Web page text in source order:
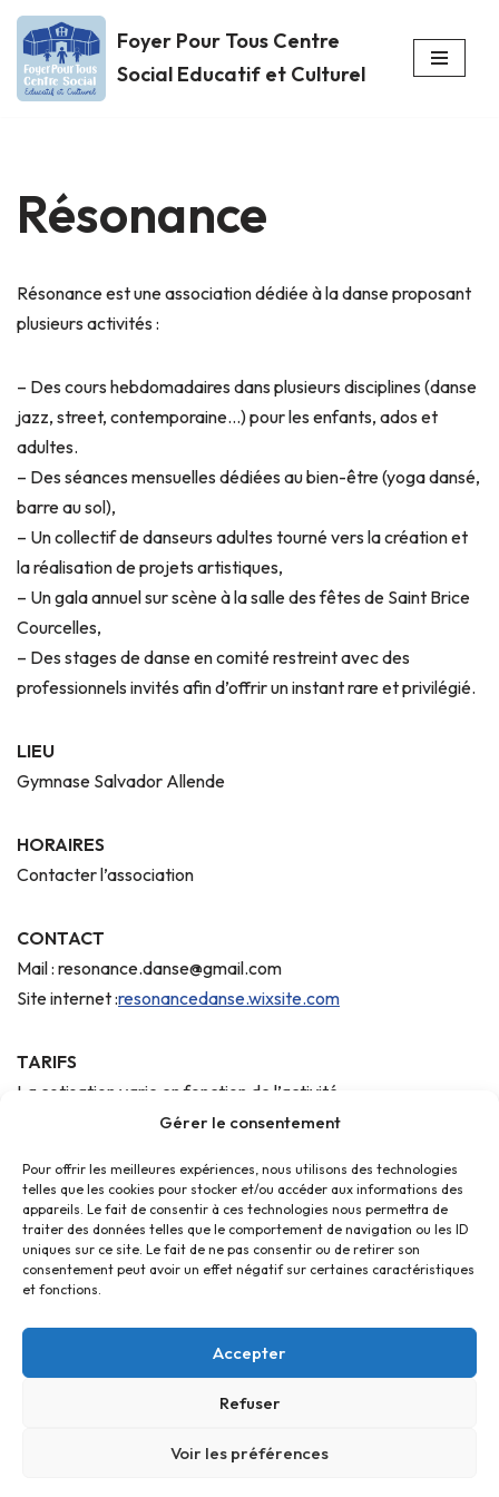
Gérer le consentement
Pour offrir les meilleures expériences, nous utilisons des technologies
telles que les cookies pour stocker et/ou accéder aux informations des
appareils. Le fait de consentir à ces technologies nous permettra de
traiter des données telles que le comportement de navigation ou les ID
uniques sur ce site. Le fait de ne pas consentir ou de retirer son
consentement peut avoir un effet négatif sur certaines caractéristiques
et fonctions.
Accepter
Refuser
Voir les préférences
Aller
au
Foyer Pour Tous Centre
Social Educatif et Culturel
Résonance
Résonance est une association dédiée à la danse proposant
plusieurs activités :
– Des cours hebdomadaires dans plusieurs disciplines (danse
jazz, street, contemporaine…) pour les enfants, ados et
adultes.
– Des séances mensuelles dédiées au bien-être (yoga dansé,
barre au sol),
– Un collectif de danseurs adultes tourné vers la création et
la réalisation de projets artistiques,
– Un gala annuel sur scène à la salle des fêtes de Saint Brice
Courcelles,
– Des stages de danse en comité restreint avec des
professionnels invités afin d’offrir un instant rare et privilégié.
LIEU
Gymnase Salvador Allende
HORAIRES
Contacter l’association
CONTACT
Mail : resonance.danse@gmail.com
Site internet :resonancedanse.wixsite.com
TARIFS
La cotisation varie en fonction de l’activité.
(Tarif préférentiel SBC et tarif réduit pour les fratries)
Contact